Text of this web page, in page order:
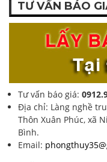
TƯ VẤN BÁO
Tư vấn báo giá:
Địa chỉ: Làng nghề
Thôn Xuân Phúc, xã
Bình.
Email: